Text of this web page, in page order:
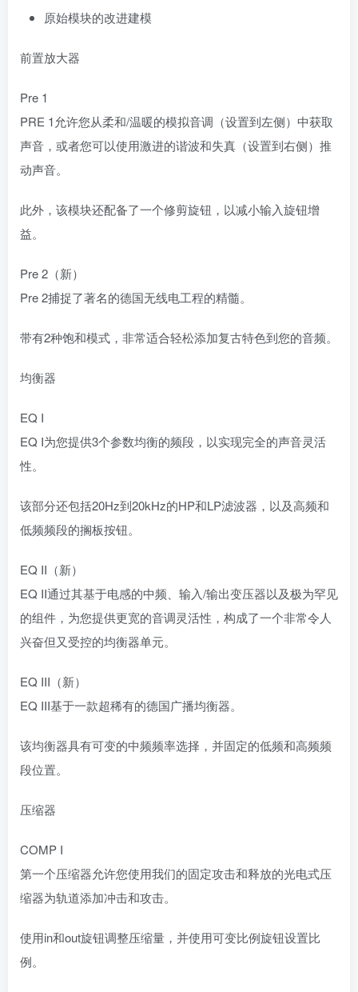
原始模块的改进建模
前置放大器
Pre 1
PRE 1允许您从柔和/温暖的模拟音调（设置到左侧）中获取
声音，或者您可以使用激进的谐波和失真（设置到右侧）推
动声音。
此外，该模块还配备了一个修剪旋钮，以减小输入旋钮增
益。
Pre 2（新）
Pre 2捕捉了著名的德国无线电工程的精髓。
带有2种饱和模式，非常适合轻松添加复古特色到您的音频。
均衡器
EQ I
EQ I为您提供3个参数均衡的频段，以实现完全的声音灵活
性。
该部分还包括20Hz到20kHz的HP和LP滤波器，以及高频和
低频频段的搁板按钮。
EQ II（新）
EQ II通过其基于电感的中频、输入/输出变压器以及极为罕见
的组件，为您提供更宽的音调灵活性，构成了一个非常令人
兴奋但又受控的均衡器单元。
EQ III（新）
EQ III基于一款超稀有的德国广播均衡器。
该均衡器具有可变的中频频率选择，并固定的低频和高频频
段位置。
压缩器
COMP I
第一个压缩器允许您使用我们的固定攻击和释放的光电式压
缩器为轨道添加冲击和攻击。
使用in和out旋钮调整压缩量，并使用可变比例旋钮设置比
例。